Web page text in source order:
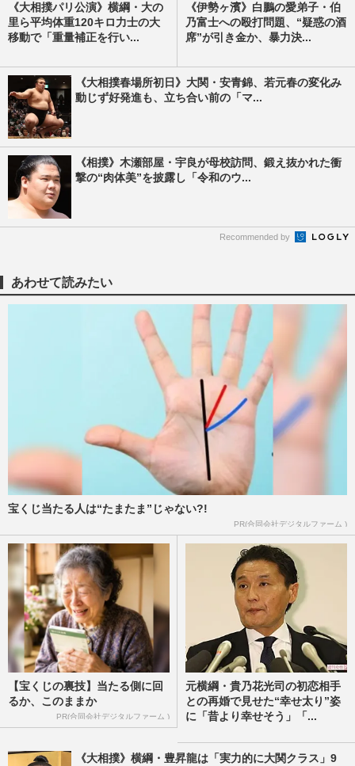
《大相撲パリ公演》横綱・大の
里ら平均体重120キロ力士の大
移動で「重量補正を⾏い...
《伊勢ヶ濱》白鵬の愛弟子・伯
乃富士への殴打問題、“疑惑の酒
席”が引き金か、暴力決...
《大相撲春場所初日》大関・安青錦、若元春の変化み
動じず好発進も、立ち合い前の「マ...
《相撲》木瀬部屋・宇良が母校訪問、鍛え抜かれた衝
撃の“肉体美”を披露し「令和のウ...
Recommended by
あわせて読みたい
宝くじ当たる人は“たまたま”じゃない?!
PR(合同会社デジタルファーム )
【宝くじの裏技】当たる側に回
るか、このままか
PR(合同会社デジタルファーム )
元横綱・貴乃花光司の初恋相手
との再婚で見せた“幸せ太り”姿
に「昔より幸せそう」「...
《大相撲》横綱・豊昇龍は「実力的に大関クラス」9